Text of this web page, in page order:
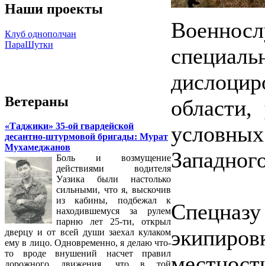
Наши проекты
Клуб однополчан
ПараШутки
Ветераны
«Таджики» 35-ой гвардейской
десантно-штурмовой бригады: Мурат
Мухамеджанов
Боль и возмущение
действиями водителя
Уазика были настолько
сильными, что я, выскочив
из кабины, подбежал к
находившемуся за рулем
парню лет 25-ти, открыл
дверцу и от всей души заехал кулаком
ему в лицо. Одновременно, я делаю что-
то вроде внушений насчет правил
области,